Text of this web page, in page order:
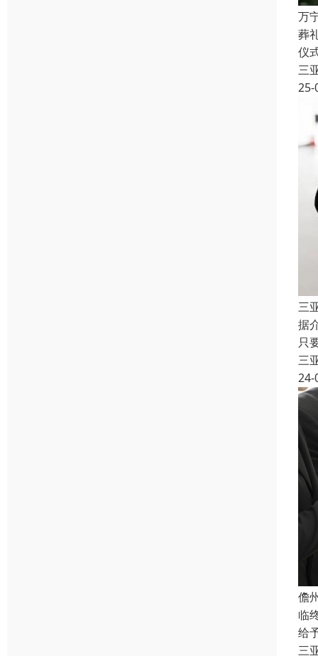
万
葬
仪
三
25-
三
据
只
三
24-
儋
临
给
三